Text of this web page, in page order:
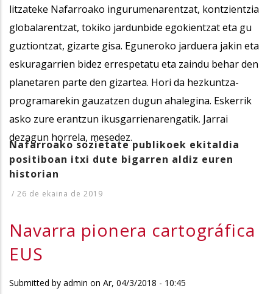
litzateke Nafarroako ingurumenarentzat, kontzientzia
globalarentzat, tokiko jardunbide egokientzat eta gu
guztiontzat, gizarte gisa. Eguneroko jarduera jakin eta
eskuragarrien bidez errespetatu eta zaindu behar den
planetaren parte den gizartea. Hori da hezkuntza-
programarekin gauzatzen dugun ahalegina. Eskerrik
asko zure erantzun ikusgarrienarengatik. Jarrai
dezagun horrela, mesedez.
Nafarroako sozietate publikoek ekitaldia
positiboan itxi dute bigarren aldiz euren
historian
/ 26 de ekaina de 2019
Navarra pionera cartográfica
EUS
Submitted by admin on Ar, 04/3/2018 - 10:45